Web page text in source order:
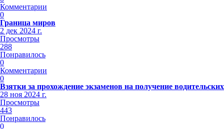
Комментарии
0
Граница миров
2 дек 2024 г.
Просмотры
288
Понравилось
0
Комментарии
0
Взятки за прохождение экзаменов на получение
28 ноя 2024 г.
Просмотры
443
Понравилось
0